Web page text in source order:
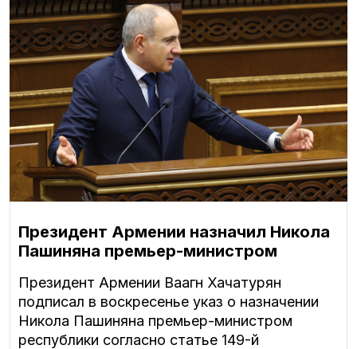
Президент Армении назначил Никола
Пашиняна премьер-министром
Президент Армении Ваагн Хачатурян
подписал в воскресенье указ о назначении
Никола Пашиняна премьер-министром
республики согласно статье 149-й